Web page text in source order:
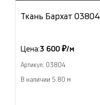
Ткань Бархат 03804
Цена:3 600 ₽/м
Артикул: 03804
В наличии 5.80 м